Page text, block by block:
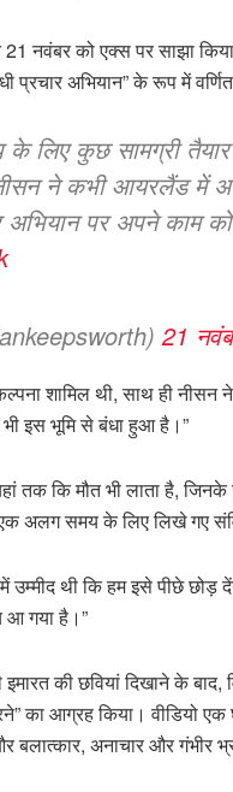
21 नवंबर को एक्स पर साझा
प्रचार अभियान” के रूप में
के लिए कुछ सामग्री
ने कभी आयरलैंड में
अभियान पर अपने काम
21
शामिल थी, साथ ही
इस भूमि से बंधा हुआ है।”
तक ​​कि मौत भी लाता है,
अलग समय के लिए लिखे गए
उम्मीद थी कि हम इसे पीछे
गया है।”
की छवियां दिखाने के
का आग्रह किया। वीडियो
अनाचार और गंभीर